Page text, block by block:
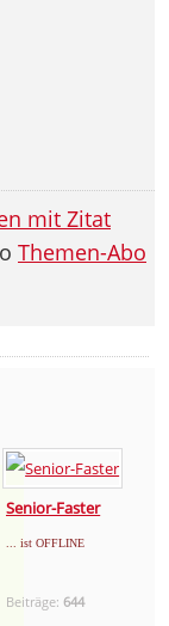
Themen-Abo
Senior-Faster
... ist OFFLINE
Beiträge:644